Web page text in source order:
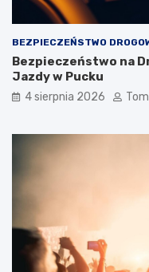
BEZPIECZEŃSTWO
Bezpieczeństwo na
Jazdy w Pucku
4 sierpnia 2026